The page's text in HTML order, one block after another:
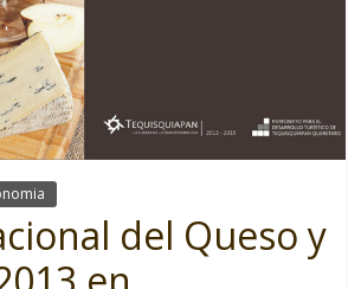
del Queso y